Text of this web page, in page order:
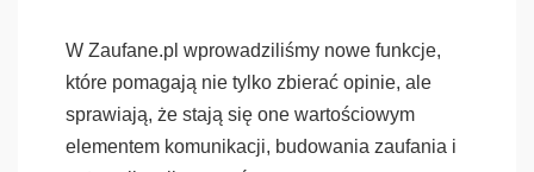
W Zaufane.pl wprowadziliśmy nowe funkcje,
które pomagają nie tylko zbierać opinie, ale
sprawiają, że stają się one wartościowym
elementem komunikacji, budowania zaufania i